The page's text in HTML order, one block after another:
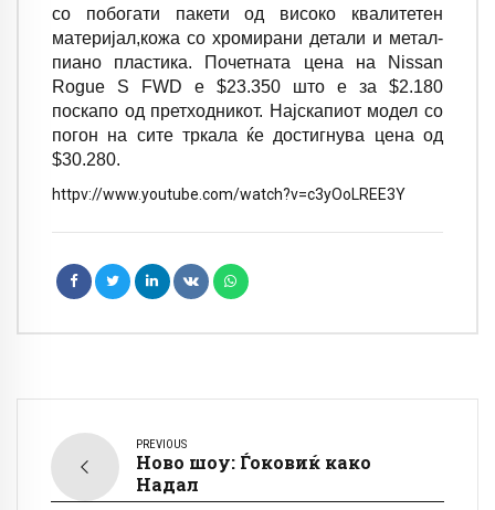
со побогати пакети од високо квалитетен
материјал,кожа со хромирани детали и метал-
пиано пластика. Почетната цена на Nissan
Rogue S FWD е $23.350 што е за $2.180
поскапо од претходникот. Најскапиот модел со
погон на сите тркала ќе достигнува цена од
$30.280.
httpv://www.youtube.com/watch?v=c3yOoLREE3Y
PREVIOUS
Ново шоу: Ѓоковиќ како
Надал